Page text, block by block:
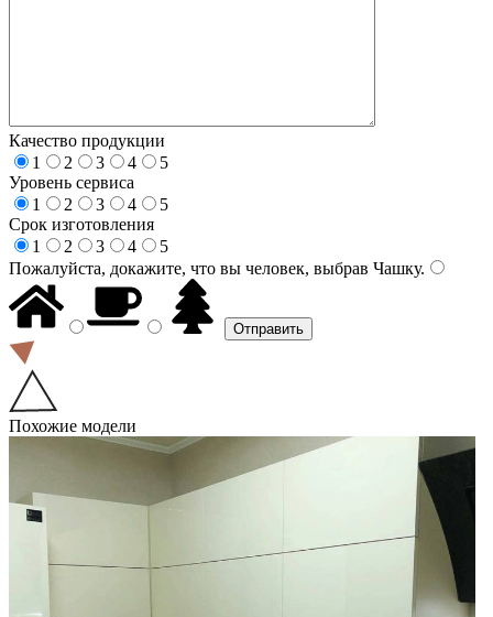
Качество продукции
1
2 3 4
5
Уровень сервиса
1
2 3 4
5
Срок изготовления
1
2 3 4
5
Пожалуйста, докажите, что вы человек, выбрав Чашку.
Похожие модели